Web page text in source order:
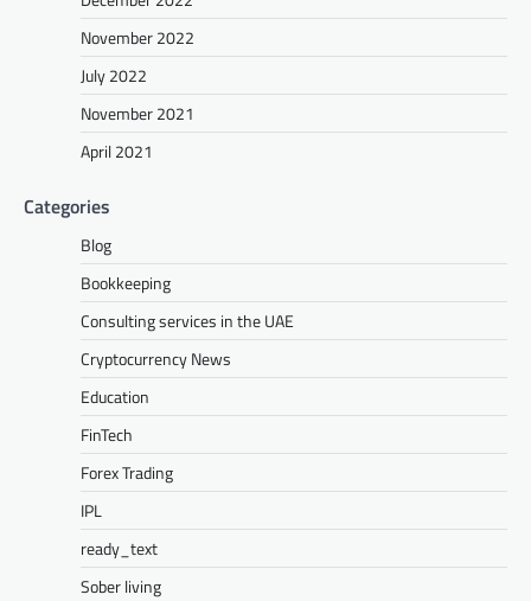
November 2022
July 2022
November 2021
April 2021
Categories
Blog
Bookkeeping
Consulting services in the UAE
Cryptocurrency News
Education
FinTech
Forex Trading
IPL
ready_text
Sober living